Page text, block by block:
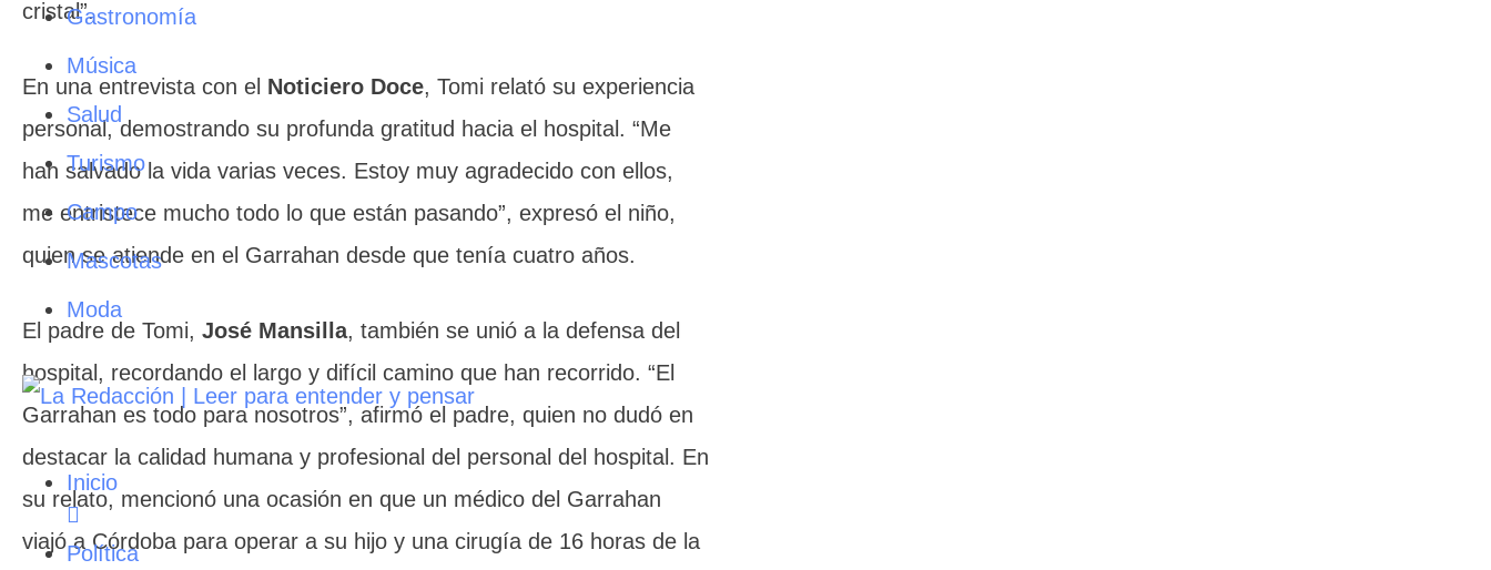
Gastronomía
Música
Salud
Turismo
Campo
Mascotas
Moda
Inicio
Política
cristal”.
En una entrevista con el Noticiero Doce, Tomi relató su experiencia
personal, demostrando su profunda gratitud hacia el hospital. “Me
han salvado la vida varias veces. Estoy muy agradecido con ellos,
me entristece mucho todo lo que están pasando”, expresó el niño,
quien se atiende en el Garrahan desde que tenía cuatro años.
El padre de Tomi, José Mansilla, también se unió a la defensa del
hospital, recordando el largo y difícil camino que han recorrido. “El
Garrahan es todo para nosotros”, afirmó el padre, quien no dudó en
destacar la calidad humana y profesional del personal del hospital. En
su relato, mencionó una ocasión en que un médico del Garrahan
viajó a Córdoba para operar a su hijo y una cirugía de 16 horas de la